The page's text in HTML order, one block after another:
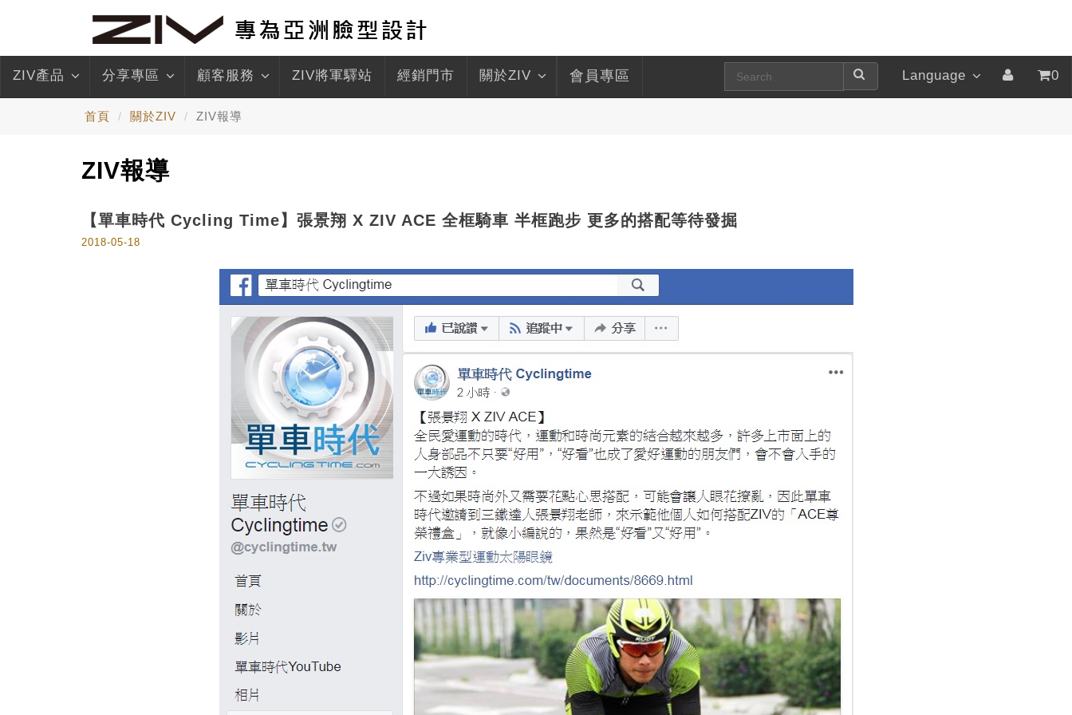
ZIV產品 分享專區 顧客服務 ZIV將軍驛站 經銷門市 關於ZIV 會員專區 Language 0
首頁 關於ZIV ZIV報導
ZIV報導
【單車時代 Cycling Time】張景翔 X ZIV ACE 全框騎車 半框跑步 更多的搭配等待發掘
2018-05-18